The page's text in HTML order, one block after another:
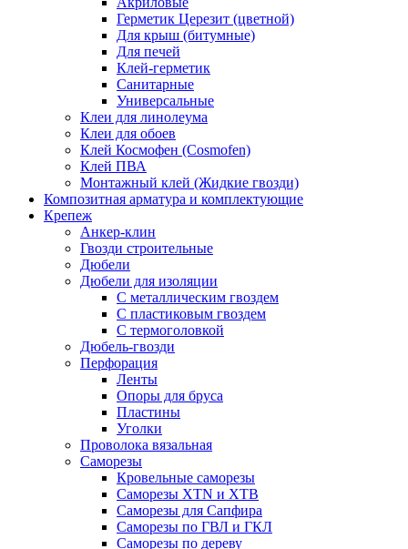
Герметик Церезит (цветной)
Для крыш (битумные)
Для печей
Клей-герметик
Санитарные
Универсальные
Клеи для линолеума
Клеи для обоев
Клей Космофен (Cosmofen)
Клей ПВА
Монтажный клей (Жидкие гвозди)
Композитная арматура и комплектующие
Крепеж
Анкер-клин
Гвозди строительные
Дюбели
Дюбели для изоляции
С металлическим гвоздем
С пластиковым гвоздем
С термоголовкой
Дюбель-гвозди
Перфорация
Ленты
Опоры для бруса
Пластины
Уголки
Проволока вязальная
Саморезы
Кровельные саморезы
Саморезы XTN и ХTB
Саморезы для Сапфира
Саморезы по ГВЛ и ГКЛ
Саморезы по дереву